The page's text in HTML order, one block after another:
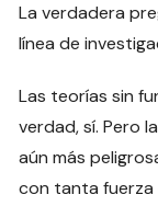
La verdadera
línea de
Las teorías sin
verdad, sí. Pero
aún más
con tanta fuerza